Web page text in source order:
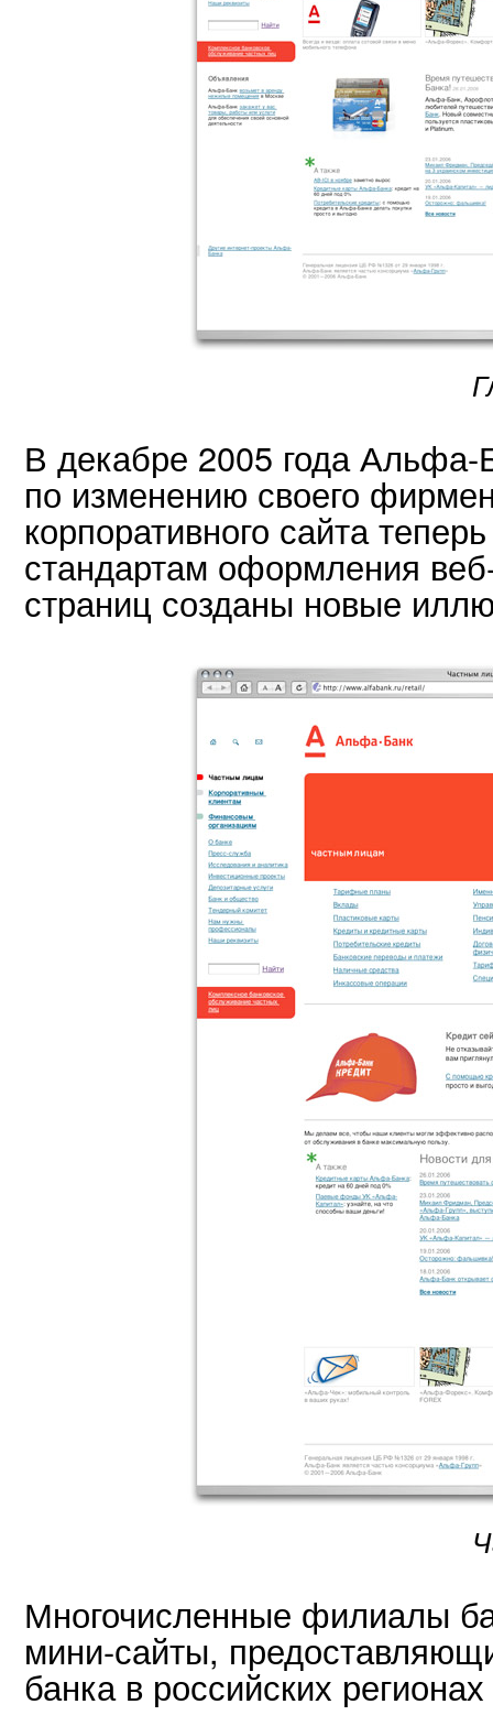
В декабре 2005 года
по изменению своего
корпоративного сайта
стандартам оформления
страниц созданы новые
Многочисленные филиалы
мини-сайты,
банка в российских